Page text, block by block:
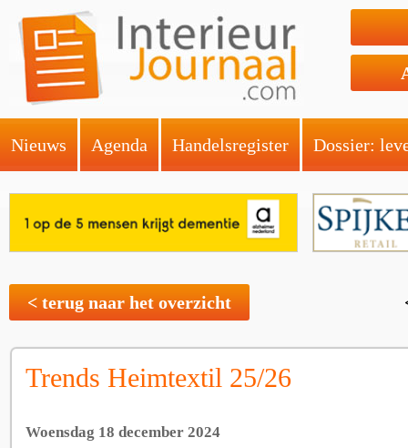
Nieuws Agenda Handelsregister Dossier:
< terug naar het overzicht
Trends Heimtextil 25/26
Woensdag 18 december 2024